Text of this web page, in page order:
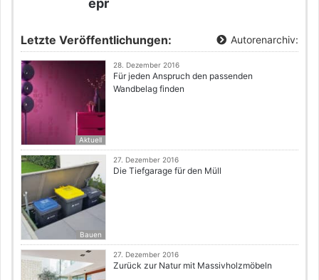
Letzte Veröffentlichungen: Autorenarchiv:
Aktuell
28. Dezember 2016
Für jeden Anspruch den passenden
Wandbelag finden
Bauen
27. Dezember 2016
Die Tiefgarage für den Müll
27. Dezember 2016
Zurück zur Natur mit Massivholzmöbeln